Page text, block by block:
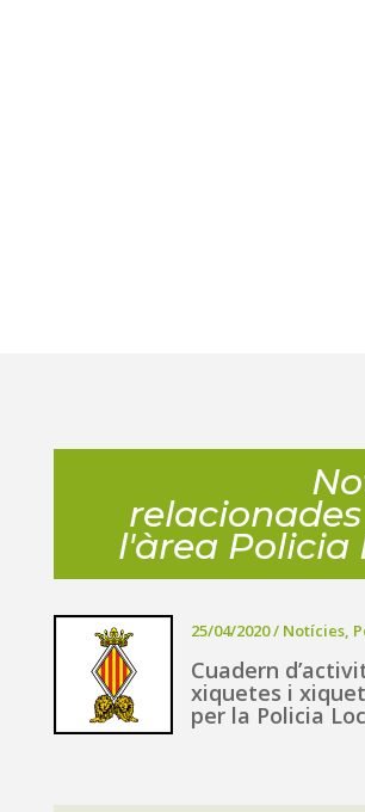
l'àrea Policia
25/04/2020/ Notícies,
Cuadern
xiquetes i
per la Policia